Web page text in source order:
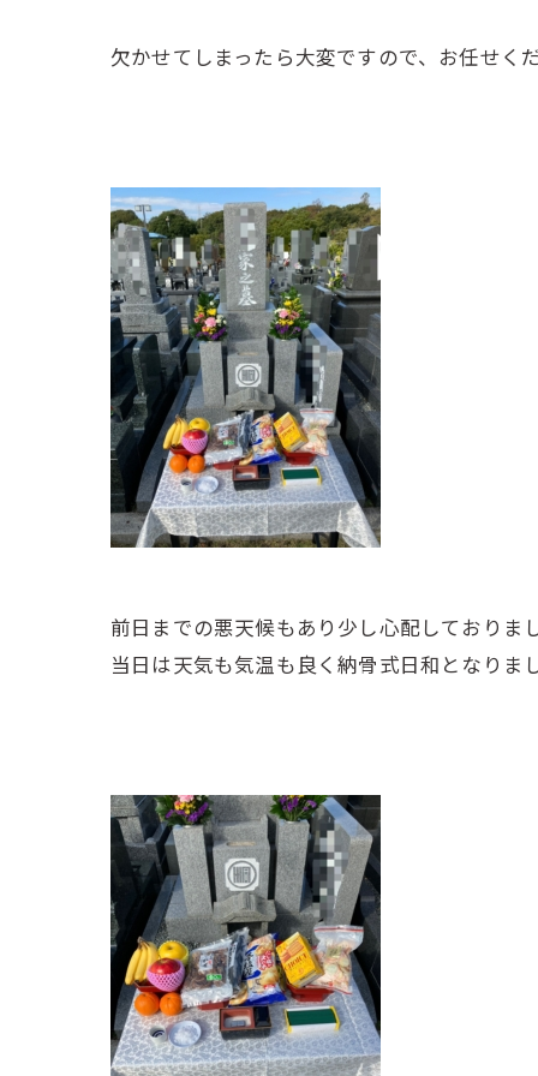
欠かせてしまったら大変ですので、お任せく
前日までの悪天候もあり少し心配しておりま
当日は天気も気温も良く納骨式日和となりまし